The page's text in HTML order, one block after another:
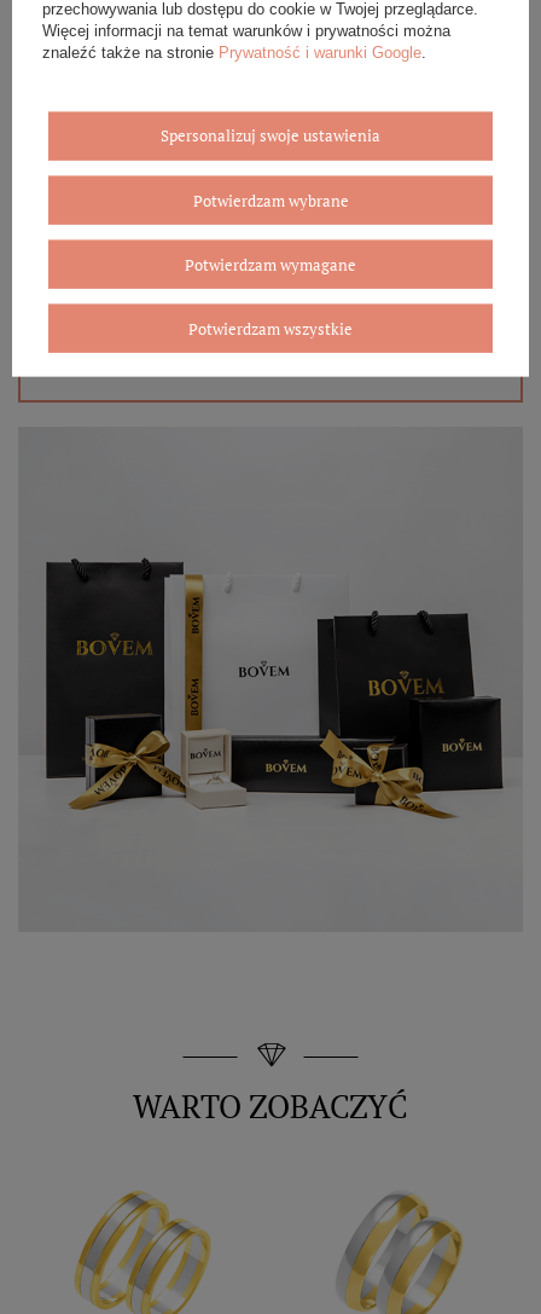
Eleganckie opakowanie gratis
Biżuterię i zegarki zakupione w sklepie internetowym
BOVEM otrzymasz jako gotowy do wręczenia upominek. Do
ekologicznej oraz elegancką torebkę. Rozmiary i wzory
mogą się różnić ze względu na wybrany asortyment.
WARTO ZOBACZYĆ
przechowywania lub dostępu do cookie w Twojej przeglądarce.
Więcej informacji na temat warunków i prywatności można
znaleźć także na stronie Prywatność i warunki Google
Spersonalizuj swoje ustawienia
Potwierdzam wybrane
Potwierdzam wymagane
Potwierdzam wszystkie